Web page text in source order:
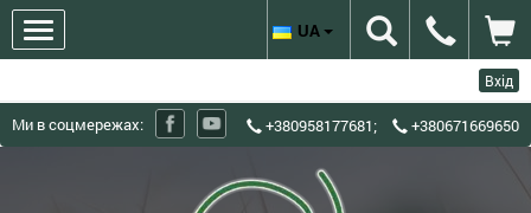
Вхід
Ми в соцмережах: +380958177681; +380671669650
UA